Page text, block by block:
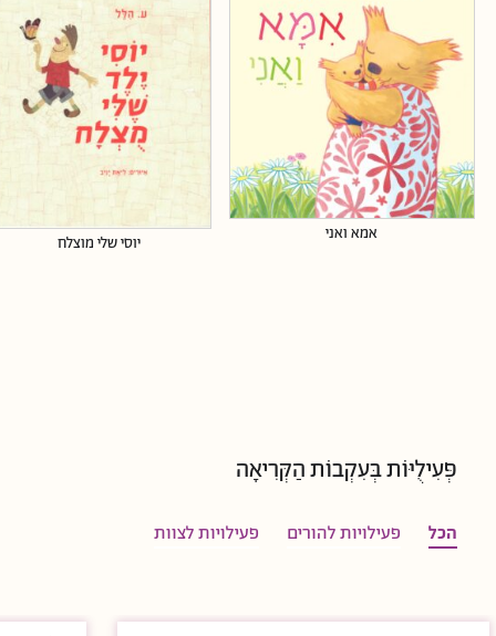
אמא ואני יוסי שלי מוצלח
פְּעִילֻיּוֹת בְּעִקְבוֹת הַקְּרִיאָה
הכל פעילויות להורים פעילויות לצוות